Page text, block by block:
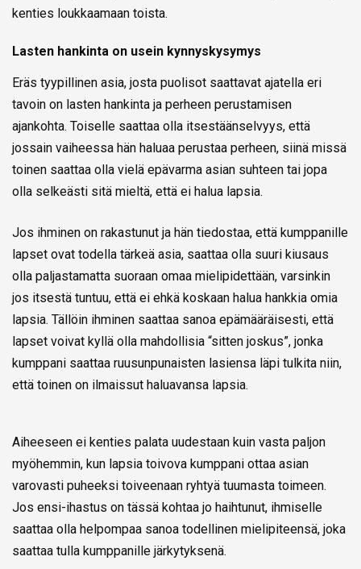
kenties loukkaamaan toista.
Lasten hankinta on usein kynnyskysymys
Eräs tyypillinen asia, josta puolisot saattavat ajatella eri
tavoin on lasten hankinta ja perheen perustamisen
ajankohta. Toiselle saattaa olla itsestäänselvyys, että
jossain vaiheessa hän haluaa perustaa perheen, siinä missä
toinen saattaa olla vielä epävarma asian suhteen tai jopa
olla selkeästi sitä mieltä, että ei halua lapsia.
Jos ihminen on rakastunut ja hän tiedostaa, että kumppanille
lapset ovat todella tärkeä asia, saattaa olla suuri kiusaus
olla paljastamatta suoraan omaa mielipidettään, varsinkin
jos itsestä tuntuu, että ei ehkä koskaan halua hankkia omia
lapsia. Tällöin ihminen saattaa sanoa epämääräisesti, että
lapset voivat kyllä olla mahdollisia “sitten joskus”, jonka
kumppani saattaa ruusunpunaisten lasiensa läpi tulkita niin,
että toinen on ilmaissut haluavansa lapsia.
Aiheeseen ei kenties palata uudestaan kuin vasta paljon
myöhemmin, kun lapsia toivova kumppani ottaa asian
varovasti puheeksi toiveenaan ryhtyä tuumasta toimeen.
Jos ensi-ihastus on tässä kohtaa jo haihtunut, ihmiselle
saattaa olla helpompaa sanoa todellinen mielipiteensä, joka
saattaa tulla kumppanille järkytyksenä.